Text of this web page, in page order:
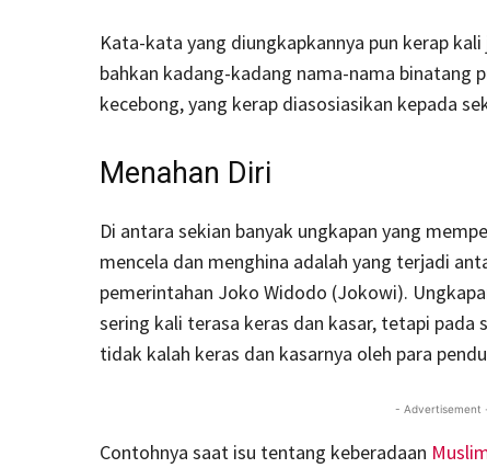
Kata-kata yang diungkapkannya pun kerap
bahkan kadang-kadang nama-nama binatang
kecebong, yang kerap diasosiasikan kepada
Menahan Diri
Di antara sekian banyak ungkapan yang
mencela dan menghina adalah yang terjadi
pemerintahan Joko Widodo (Jokowi).
sering kali terasa keras dan kasar, tetapi pada
tidak kalah keras dan kasarnya oleh para
- Advertisement
Contohnya saat isu tentang keberadaan